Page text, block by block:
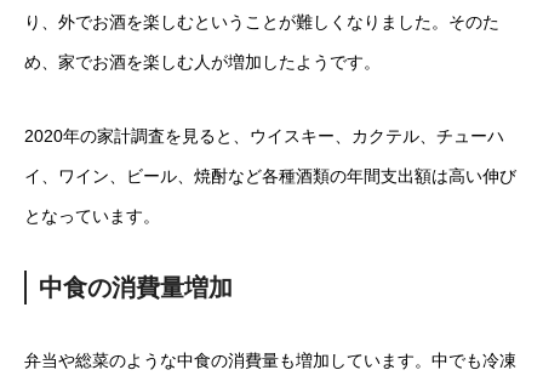
り、外でお酒を楽しむということが難しくなりました。そのた
め、家でお酒を楽しむ人が増加したようです。
2020年の家計調査を見ると、ウイスキー、カクテル、チューハ
イ、ワイン、ビール、焼酎など各種酒類の年間支出額は高い伸び
となっています。
中食の消費量増加
弁当や総菜のような中食の消費量も増加しています。中でも冷凍